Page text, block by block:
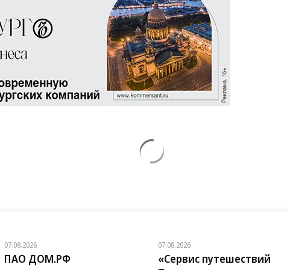
07.08.2026
ПАО ДОМ.РФ
07.08.2026
«Сервис путешествий